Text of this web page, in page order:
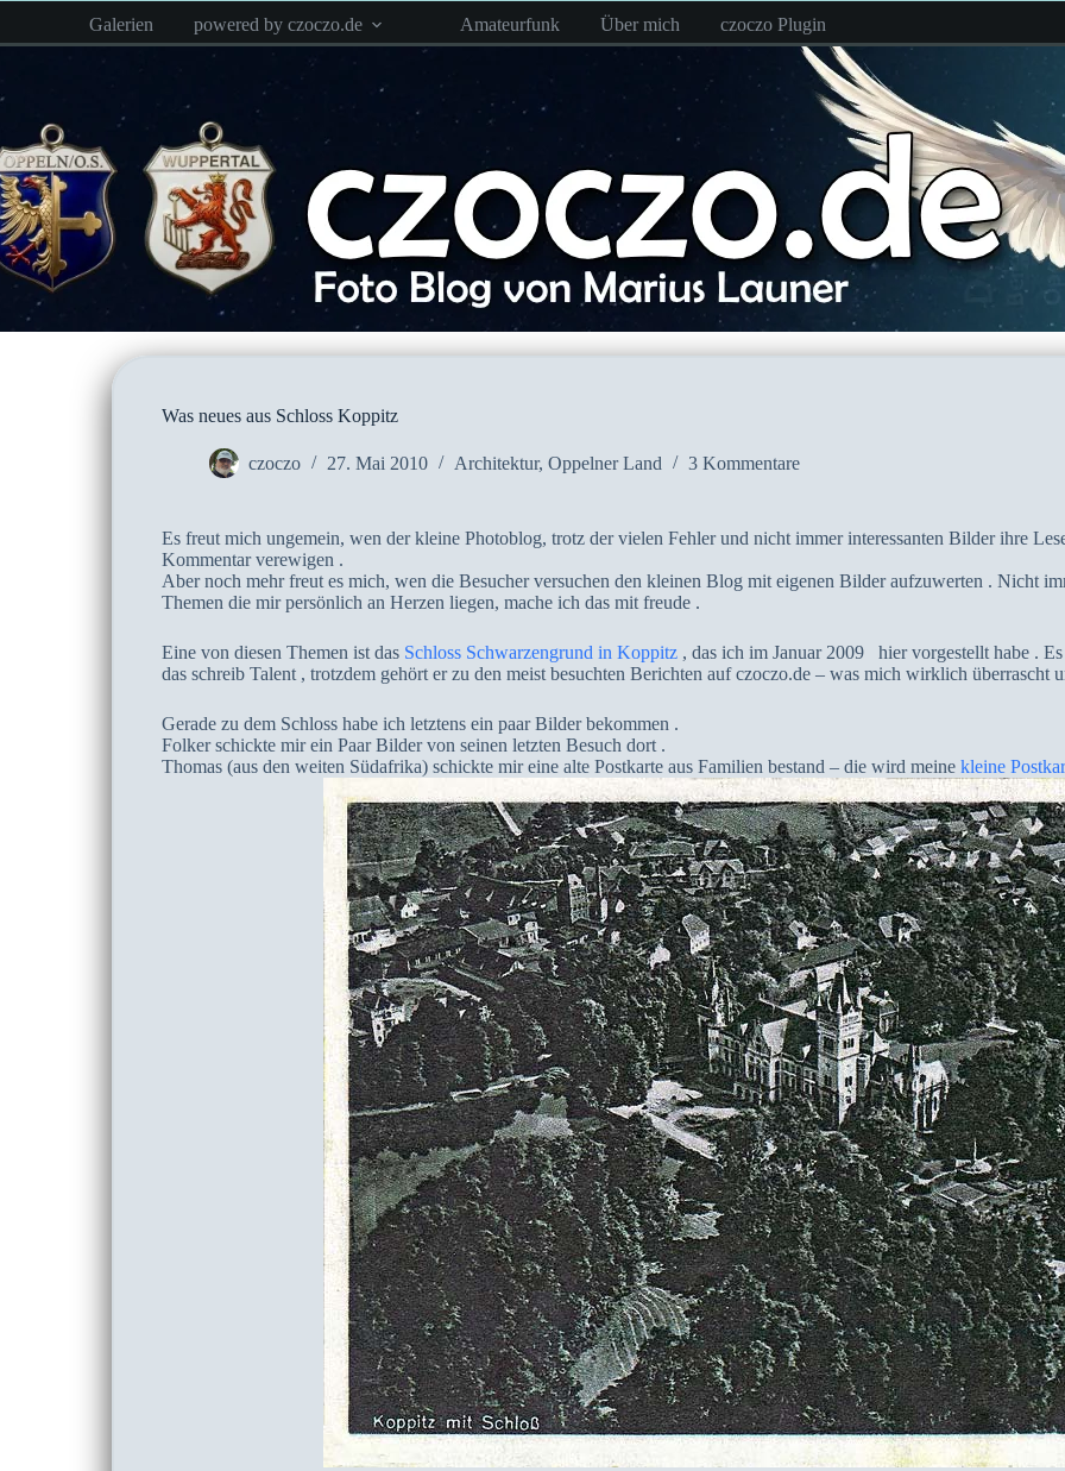
springen
Galerien powered by czoczo.de Amateurfunk Über mich czoczo Plugin
Was neues aus Schloss Koppitz
czoczo 27. Mai 2010 Architektur, Oppelner Land 3 Kommentare
Es freut mich ungemein, wen der kleine Photoblog, trotz der vielen Fehler und nicht immer interessanten Bilder ihre
Kommentar verewigen .
Aber noch mehr freut es mich, wen die Besucher versuchen den kleinen Blog mit eigenen Bilder aufzuwerten . Nicht
Themen die mir persönlich an Herzen liegen, mache ich das mit freude .
Eine von diesen Themen ist das Schloss Schwarzengrund in Koppitz, das ich im Januar 2009 hier vorgestellt habe .
das schreib Talent , trotzdem gehört er zu den meist besuchten Berichten auf czoczo.de – was mich wirklich überrascht
Gerade zu dem Schloss habe ich letztens ein paar Bilder bekommen .
Folker schickte mir ein Paar Bilder von seinen letzten Besuch dort .
Thomas (aus den weiten Südafrika) schickte mir eine alte Postkarte aus Familien bestand – die wird meinekleine